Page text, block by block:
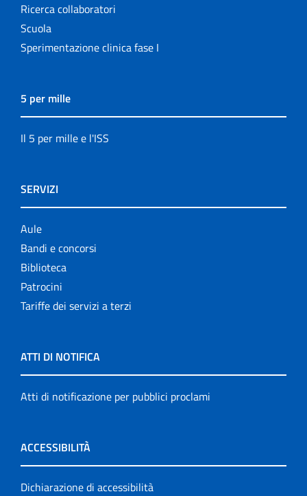
Ricerca collaboratori
Scuola
Sperimentazione clinica fase I
5 per mille
Il 5 per mille e l'ISS
SERVIZI
Aule
Bandi e concorsi
Biblioteca
Patrocini
Tariffe dei servizi a terzi
ATTI DI NOTIFICA
Atti di notificazione per pubblici proclami
ACCESSIBILITÀ
Dichiarazione di accessibilità